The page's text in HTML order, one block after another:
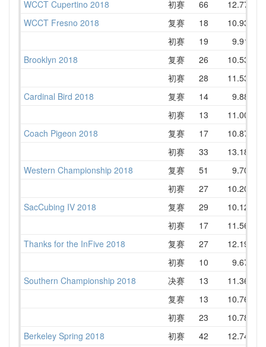
WCCT Cupertino 2018 初赛 66 12.77
WCCT Fresno 2018
复赛 18 10.93
初赛
19 9.91
Brooklyn 2018
复赛 26 10.53
初赛
28 11.53
Cardinal Bird 2018
复赛 14 9.88
初赛
13 11.00
Coach Pigeon 2018
复赛 17 10.87
初赛
33 13.18
Western Championship 2018
复赛 51 9.70
初赛
27 10.20
SacCubing IV 2018
复赛 29 10.12
初赛
17 11.56
Thanks for the InFive 2018
复赛 27 12.19
初赛
10 9.67
Southern Championship 2018
决赛 13 11.36
复赛
13 10.76
初赛
23 10.78
Berkeley Spring 2018
初赛 42 12.74